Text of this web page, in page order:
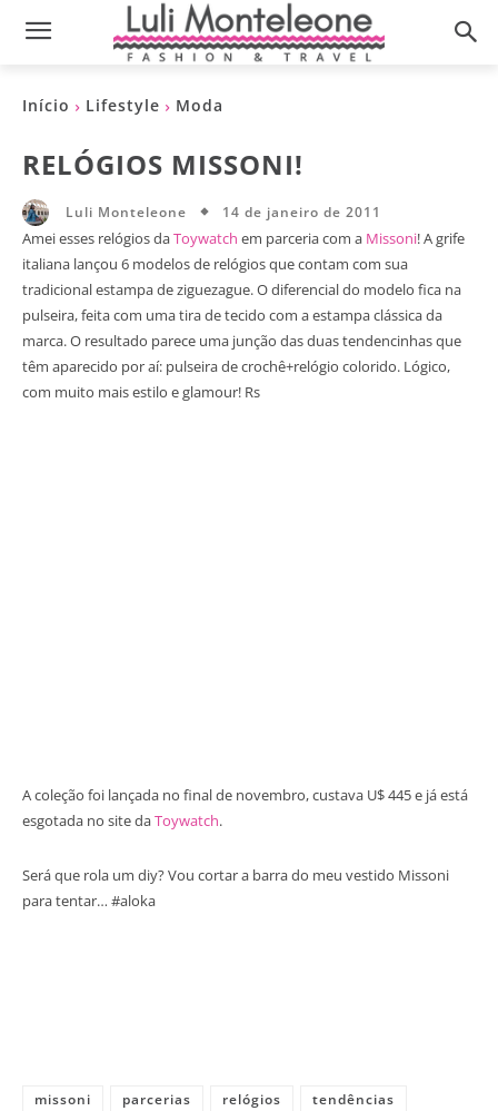
Início Lifestyle Moda
RELÓGIOS MISSONI!
Luli Monteleone 14 de janeiro de 2011
Amei esses relógios daToywatch em parceria com a Missoni! A grife
italiana lançou 6 modelos de relógios que contam com sua
tradicional estampa de ziguezague. O diferencial do modelo fica na
pulseira, feita com uma tira de tecido com a estampa clássica da
marca. O resultado parece uma junção das duas tendencinhas que
têm aparecido por aí: pulseira de crochê+relógio colorido. Lógico,
com muito mais estilo e glamour! Rs
A coleção foi lançada no final de novembro, custava U$ 445 e já está
esgotada no site daToywatch.
Será que rola um diy? Vou cortar a barra do meu vestido Missoni
para tentar… #aloka
missoni parcerias relógios
tendências